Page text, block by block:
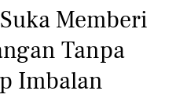
Memberi
Tanpa
Imbalan